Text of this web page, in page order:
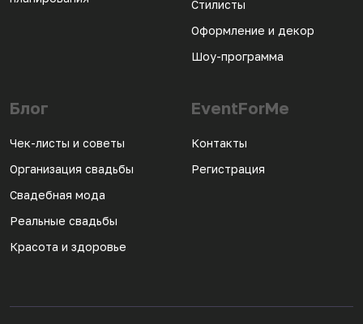
Стилисты
Оформление и декор
Шоу-программа
Блог
Чек-листы и советы
Организация свадьбы
Свадебная мода
Реальные свадьбы
Красота и здоровье
EventForMe
Контакты
Регистрация